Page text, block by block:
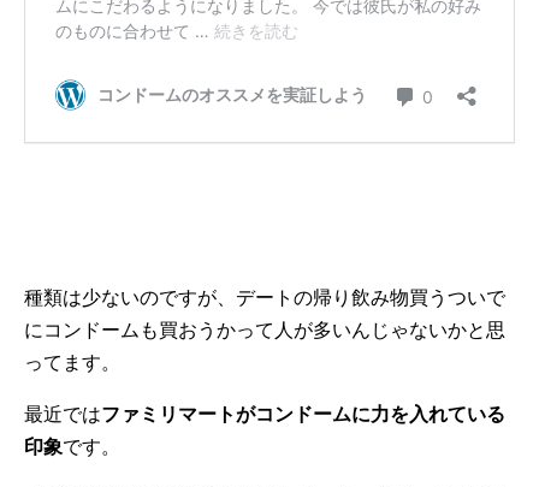
種類は少ないのですが、デートの帰り飲み物買うついで
にコンドームも買おうかって人が多いんじゃないかと思
ってます。
最近ではファミリマートがコンドームに力を入れている
印象です。